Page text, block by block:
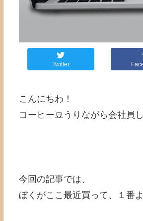
Twitter
こんにちわ！
コーヒー豆うりながら会社員
今回の記事では、
ぼくがここ最近買って、１番